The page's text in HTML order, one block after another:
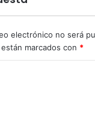
electrónico no será
marcados con *